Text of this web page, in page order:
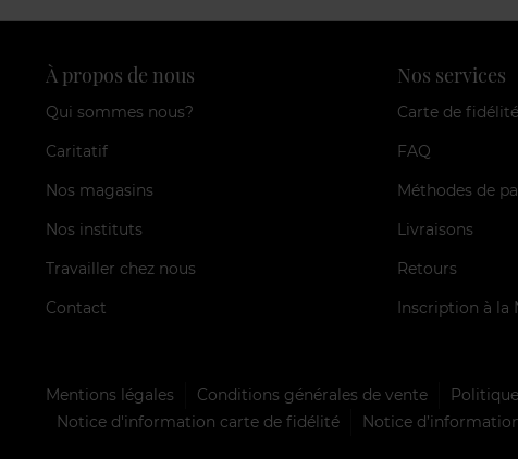
À propos de nous
Qui sommes nous?
Caritatif
Nos magasins
Nos instituts
Travailler chez nous
Contact
Nos services
Carte de fidélité
FAQ
Méthodes de
Livraisons
Retours
Inscription à la
Mentions légales Conditions générales de vente
Notice d'information carte de fidélité
Notice